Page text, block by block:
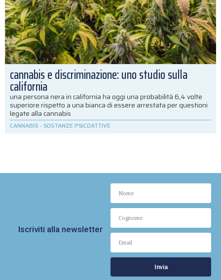
cannabis e discriminazione: uno studio sulla
california
una persona nera in california ha oggi una probabilità 6,4 volte
superiore rispetto a una bianca di essere arrestata per questioni
legate alla cannabis
CANNABIS - SOSTANZE PSICOATTIVE
Iscriviti alla newsletter
Invia